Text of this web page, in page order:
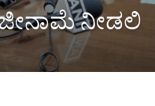
ನೀಡಲಿ